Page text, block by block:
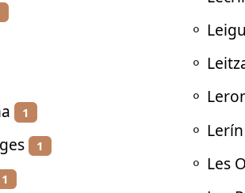
1
1
1
⚬
⚬
⚬
⚬ Lerín
⚬ Les